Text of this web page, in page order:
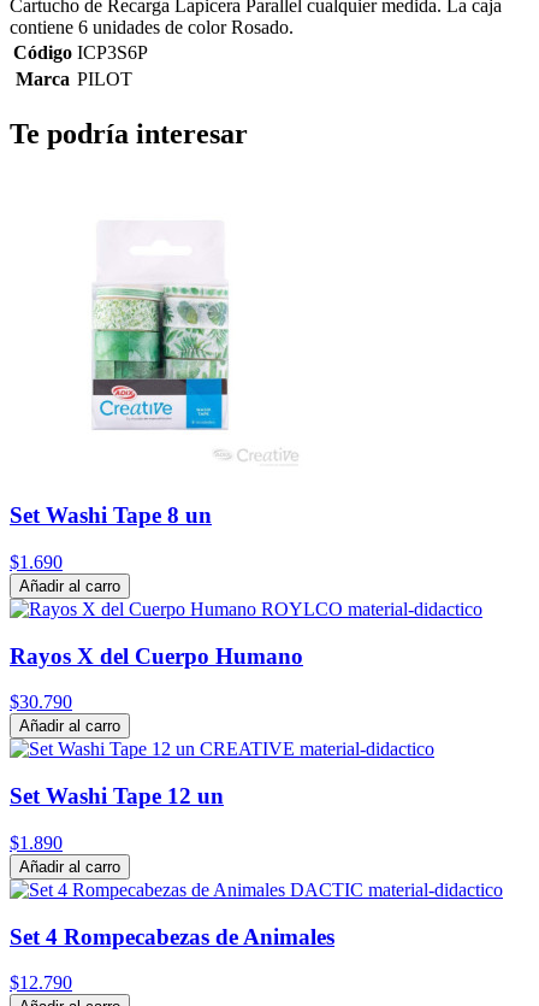
Cartucho de Recarga Lapicera Parallel cualquier medida. La caja
contiene 6 unidades de color Rosado.
Código ICP3S6P
Marca PILOT
Te podría interesar
Set Washi Tape 8 un
$1.690
Añadir al carro
Rayos X del Cuerpo Humano
$30.790
Añadir al carro
Set Washi Tape 12 un
$1.890
Añadir al carro
Set 4 Rompecabezas de Animales
$12.790